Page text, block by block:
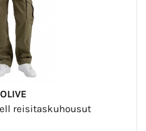
reisitaskuhousut